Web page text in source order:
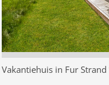
Vakantiehuis in Fur Strand